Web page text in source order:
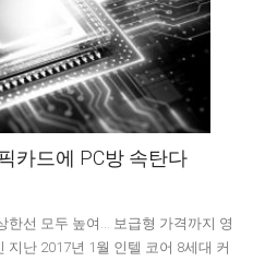
카드에 PC방 속탄다
한선 모두 높여… 보급형 가격까지 영
지난 2017년 1월 인텔 코어 8세대 커